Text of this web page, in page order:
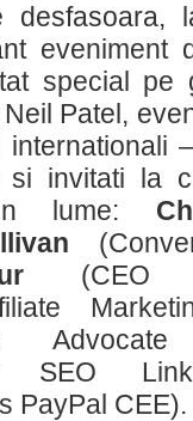
desfasoara,
eveniment
special pe
Patel,
si invitati la
lume:
(CEO
Link-
PayPal CEE).